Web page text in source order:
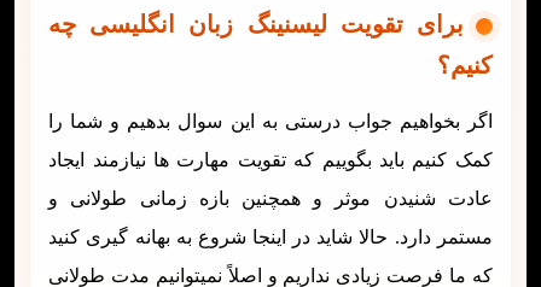
برای تقویت لیسنینگ زبان انگلیسی چه
کنیم؟
اگر بخواهیم جواب درستی به این سوال بدهیم و شما را
کمک کنیم باید بگوییم که تقویت مهارت ‌ها نیازمند ایجاد
عادت شنیدن موثر و همچنین بازه زمانی طولانی و
مستمر دارد. حالا شاید در اینجا شروع به بهانه گیری کنید
که ما فرصت زیادی نداریم و اصلاً نمیتوانیم مدت طولانی